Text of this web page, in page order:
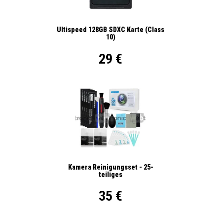
Ultispeed 128GB SDXC Karte (Class
10)
29 €
Kamera Reinigungsset - 25-
teiliges
35 €